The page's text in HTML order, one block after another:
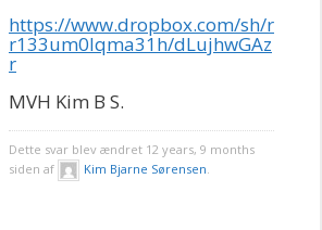
https://www.dropbox.com/sh/r
r133um0lqma31h/dLujhwGAz
r
MVH Kim B S.
Dette svar blev ændret 12 years, 9 months
siden af
Kim Bjarne Sørensen.